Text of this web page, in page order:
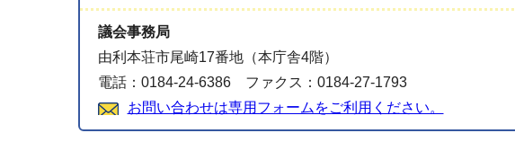
議会事務局
由利本荘市尾崎17番地（本庁舎4階）
電話：0184-24-6386 ファクス：0184-27-1793
お問い合わせは専用フォームをご利用ください。